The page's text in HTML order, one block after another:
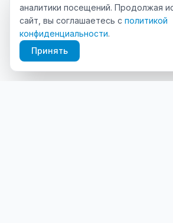
аналитики посещений. Продолжая
сайт, вы соглашаетесь с политикой
конфиденциальности.
Принять